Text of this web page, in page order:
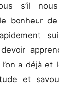
s’il
bonheur
a déjà et
et